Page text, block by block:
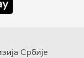
Србије